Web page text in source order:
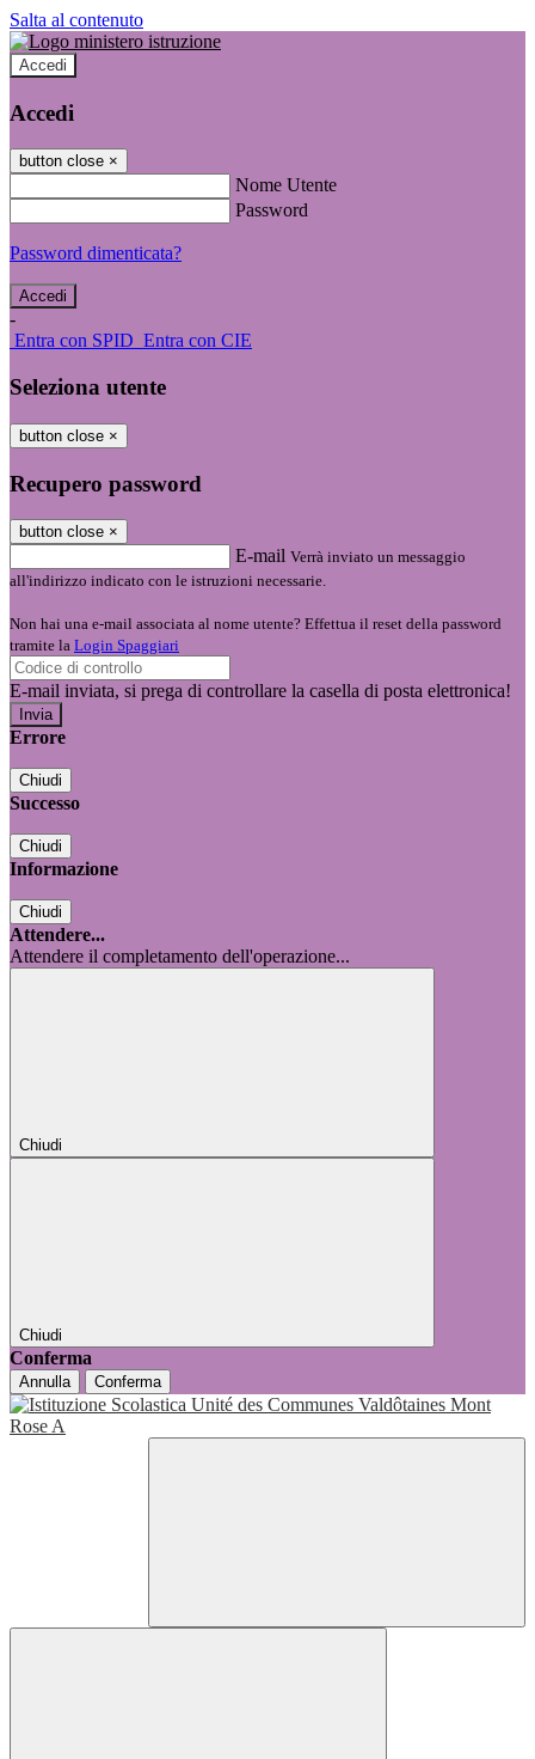
Salta al contenuto
Accedi
Accedi
button close ×
Nome Utente
Password
Password dimenticata?
-
Entra con SPID Entra con CIE
Seleziona utente
button close ×
Recupero password
button close ×
E-mail Verrà inviato un messaggio
all'indirizzo indicato con le istruzioni necessarie.
Non hai una e-mail associata al nome utente? Effettua il reset della password
tramite la Login Spaggiari
E-mail inviata, si prega di controllare la casella di posta elettronica!
Errore
Chiudi
Successo
Chiudi
Informazione
Chiudi
Attendere...
Attendere il completamento dell'operazione...
Chiudi
Chiudi
Conferma
Annulla Conferma